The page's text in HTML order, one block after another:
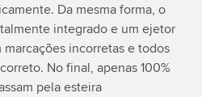
Da mesma forma, o
integrado e um ejetor
incorretas e todos
No final, apenas 100%
pela esteira